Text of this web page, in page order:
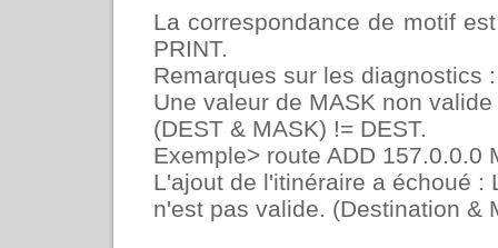
La correspondance de motif
PRINT.
Remarques sur les diagnostics :
Une valeur de MASK non
(DEST & MASK) != DEST.
Exemple> route ADD 157.0.0.0
L'ajout de l'itinéraire a échoué :
n'est pas valide. (Destination &